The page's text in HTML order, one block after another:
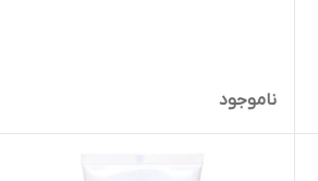
ناموجود